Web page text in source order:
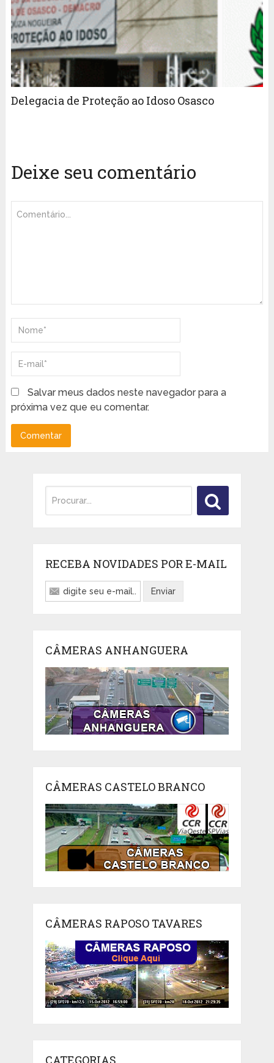
Delegacia de Proteção ao Idoso Osasco
Deixe seu comentário
Salvar meus dados neste navegador para a
próxima vez que eu comentar.
RECEBA NOVIDADES POR E-MAIL
CÂMERAS ANHANGUERA
CÂMERAS CASTELO BRANCO
CÂMERAS RAPOSO TAVARES